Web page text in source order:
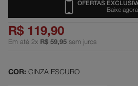
OFERTAS
Baixe
R$ 119,90
Em até 2x R$ 59,95 sem juros
COR: CINZA ESCURO
6º moletom
8º court graffik